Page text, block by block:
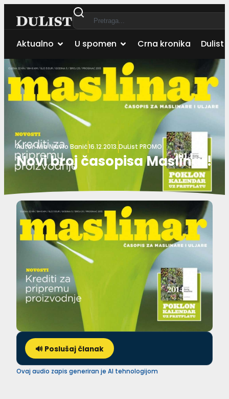
Aktualno U spomen Crna kronika Dulist
Autor:Mia Njavro Banić16.12.2013.DuList PROMO
Novi broj časopisa Maslinar!
🔊 Poslušaj članak
Ovaj audio zapis generiran je AI tehnologijom